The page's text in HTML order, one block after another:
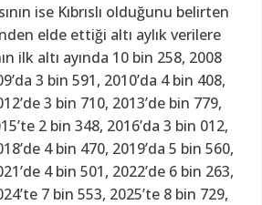
ise Kıbrıslı olduğunu belirten
elde ettiği altı aylık verilere
ilk altı ayında 10 bin 258, 2008
3 bin 591, 2010’da 4 bin 408,
3 bin 710, 2013’de bin 779,
2 bin 348, 2016’da 3 bin 012,
4 bin 470, 2019’da 5 bin 560,
4 bin 501, 2022’de 6 bin 263,
7 bin 553, 2025’te 8 bin 729,